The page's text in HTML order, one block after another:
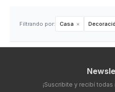
Filtrando por: Casa
¡Suscribite y recibí